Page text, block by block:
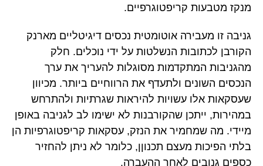
מנקז מטבעות קריפטוגרפיים.
גניבה זו מעבירה אוטומטית נכסים דיגיטליים מארנק
הקורבן לכתובות הנשלטות על ידי נוכלים. חלק
מהגניבות המתקדמות מסוגלות להעריך את ערך
הנכסים השונים ולתעדף את הרווחיים ביותר. מכיוון
שעסקאות אלו עשויות להיראות שגרתיות ולהתרחש
במהירות, ייתכן שהקורבנות לא ישימו לב לגניבה באופן
מיידי. מה שמחמיר את הנזק, עסקאות קריפטוגרפיות הן
בלתי הפיכות מעצם תכנוןן, כלומר לא ניתן להחזיר
כספים גנובים לאחר ההעברה.